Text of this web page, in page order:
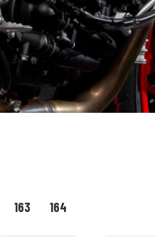
163 164